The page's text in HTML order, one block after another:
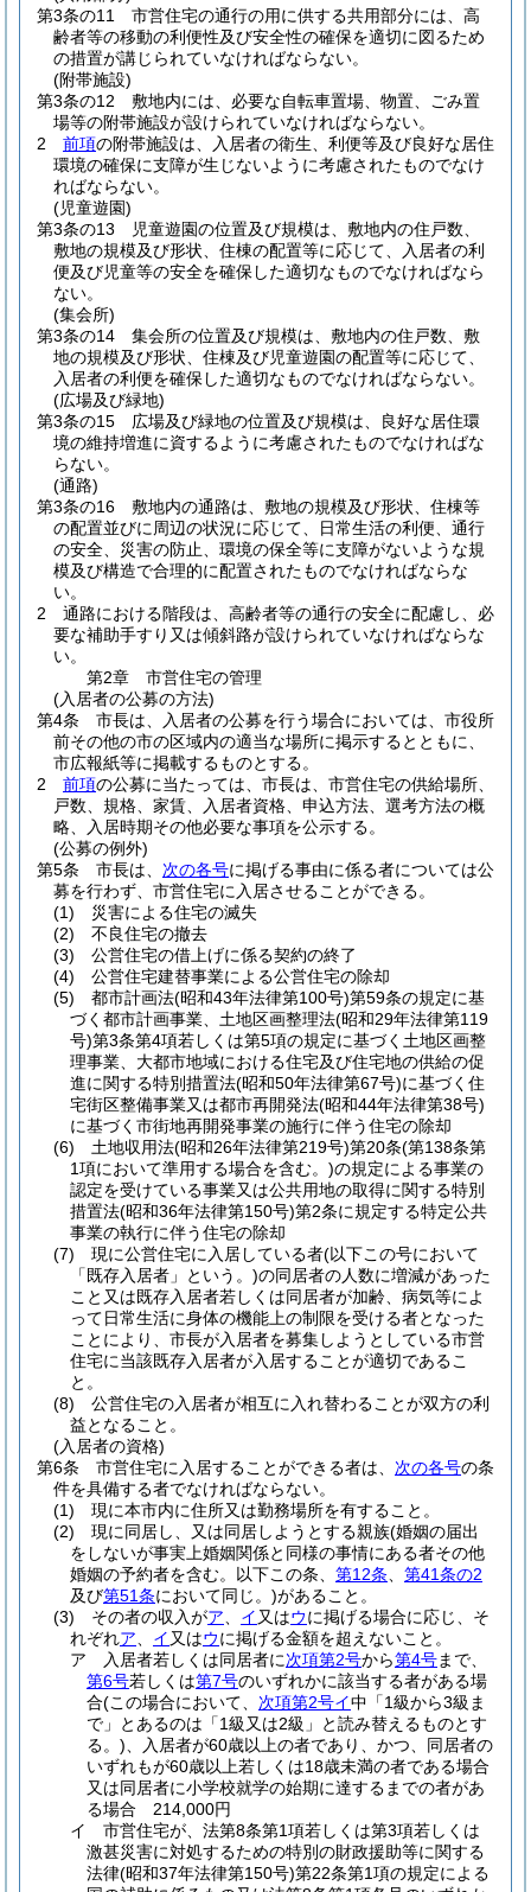
第3条の11
市営住宅の通行の用に供する共用部分には、高
齢者等の移動の利便性及び安全性の確保を適切に図るため
の措置が講じられていなければならない。
(附帯施設)
第3条の12
敷地内には、必要な自転車置場、物置、ごみ置
場等の附帯施設が設けられていなければならない。
2
前項の附帯施設は、入居者の衛生、利便等及び良好な居住
環境の確保に支障が生じないように考慮されたものでなけ
ればならない。
(児童遊園)
第3条の13
児童遊園の位置及び規模は、敷地内の住戸数、
敷地の規模及び形状、住棟の配置等に応じて、入居者の利
便及び児童等の安全を確保した適切なものでなければなら
ない。
(集会所)
第3条の14
集会所の位置及び規模は、敷地内の住戸数、敷
地の規模及び形状、住棟及び児童遊園の配置等に応じて、
入居者の利便を確保した適切なものでなければならない。
(広場及び緑地)
第3条の15
広場及び緑地の位置及び規模は、良好な居住環
境の維持増進に資するように考慮されたものでなければな
らない。
(通路)
第3条の16
敷地内の通路は、敷地の規模及び形状、住棟等
の配置並びに周辺の状況に応じて、日常生活の利便、通行
の安全、災害の防止、環境の保全等に支障がないような規
模及び構造で合理的に配置されたものでなければならな
い。
2
通路における階段は、高齢者等の通行の安全に配慮し、必
要な補助手すり又は傾斜路が設けられていなければならな
い。
第2章
市営住宅の管理
(入居者の公募の方法)
第4条
市長は、入居者の公募を行う場合においては、市役所
前その他の市の区域内の適当な場所に掲示するとともに、
市広報紙等に掲載するものとする。
2
前項の公募に当たっては、市長は、市営住宅の供給場所、
戸数、規格、家賃、入居者資格、申込方法、選考方法の概
略、入居時期その他必要な事項を公示する。
(公募の例外)
第5条
市長は、 次の各号に掲げる事由に係る者については公
募を行わず、市営住宅に入居させることができる。
(1)
災害による住宅の滅失
(2)
不良住宅の撤去
(3)
公営住宅の借上げに係る契約の終了
(4)
公営住宅建替事業による公営住宅の除却
(5)
都市計画法(昭和43年法律第100号)第59条の規定に基
づく都市計画事業、土地区画整理法(昭和29年法律第119
号)第3条第4項若しくは第5項の規定に基づく土地区画整
理事業、大都市地域における住宅及び住宅地の供給の促
進に関する特別措置法(昭和50年法律第67号)に基づく住
宅街区整備事業又は都市再開発法(昭和44年法律第38号)
に基づく市街地再開発事業の施行に伴う住宅の除却
(6)
土地収用法(昭和26年法律第219号)第20条(第138条第
1項において準用する場合を含む。)の規定による事業の
認定を受けている事業又は公共用地の取得に関する特別
措置法(昭和36年法律第150号)第2条に規定する特定公共
事業の執行に伴う住宅の除却
(7)
現に公営住宅に入居している者(以下この号において
「既存入居者」という。)の同居者の人数に増減があった
こと又は既存入居者若しくは同居者が加齢、病気等によ
って日常生活に身体の機能上の制限を受ける者となった
ことにより、市長が入居者を募集しようとしている市営
住宅に当該既存入居者が入居することが適切であるこ
と。
(8)
公営住宅の入居者が相互に入れ替わることが双方の利
益となること。
(入居者の資格)
第6条
市営住宅に入居することができる者は、 次の各号の条
件を具備する者でなければならない。
(1)
現に本市内に住所又は勤務場所を有すること。
(2)
現に同居し、又は同居しようとする親族(婚姻の届出
をしないが事実上婚姻関係と同様の事情にある者その他
婚姻の予約者を含む。以下この条、 第12条
第41条の2
及び第51条において同じ。)があること。
(3)
その者の収入がア イ 又はウに掲げる場合に応じ、そ
れぞれア イ 又はウに掲げる金額を超えないこと。
ア
入居者若しくは同居者に次項第2号から第4号まで、
第6号若しくは第7号のいずれかに該当する者がある場
合(この場合において、 次項第2号イ中「1級から3級ま
で」とあるのは「1級又は2級」と読み替えるものとす
る。) 、入居者が60歳以上の者であり、かつ、同居者の
いずれもが60歳以上若しくは18歳未満の者である場合
又は同居者に小学校就学の始期に達するまでの者があ
る場合 214,000円
イ
市営住宅が、法第8条第1項若しくは第3項若しくは
激甚災害に対処するための特別の財政援助等に関する
法律(昭和37年法律第150号)第22条第1項の規定による